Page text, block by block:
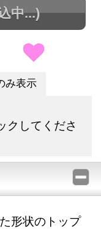
中...)
み表示
クしてくださ
形状のトップ